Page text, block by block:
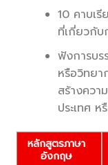
10 คาบเรี
ที่เกี่ยวกับ
ฟังการบร
หรือวิทยา
สร้างควา
ประเทศ
หลักสูตรภาษา
อังกฤษ